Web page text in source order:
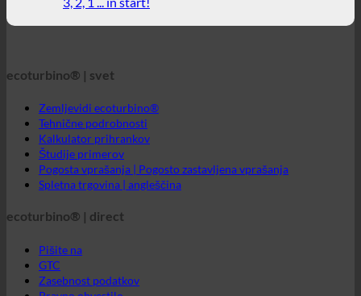
Tehnične podrobnosti
Kalkulator prihrankov
Spletna trgovina | angleščina
ecoturbino® | direct
Pišite na
GTC
Zasebnost podatkov
Pravno obvestilo
Neposredno sporočilo za ecoturbino®